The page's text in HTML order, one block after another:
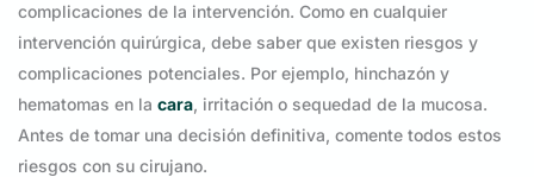
complicaciones de la intervención. Como en cualquier
intervención quirúrgica, debe saber que existen riesgos y
complicaciones potenciales. Por ejemplo, hinchazón y
hematomas en la cara, irritación o sequedad de la mucosa.
Antes de tomar una decisión definitiva, comente todos estos
riesgos con su cirujano.